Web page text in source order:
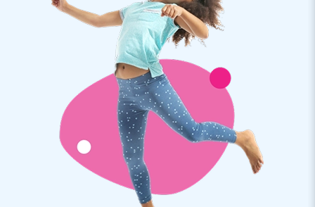
Koop deze survivalmat voor in het zwembad en bezorg
kinderen een fantastische dag!
Vertrouw op JB, net als meer dan 15.000 andere
Bij JB laten we al meer dan 15 jaar mensen wereldwijd een
gat in de lucht springen. Inderdaad, vaak letterlijk! We zijn
trots op ons team van designers, ontwikkelaars en logistiek
medewerkers, want zij leveren unieke opblaasattracties op
grootse wijze! Klanten zijn daardoor verzekerd van onze
professionele service en levering. Zij noemen ons ook wel